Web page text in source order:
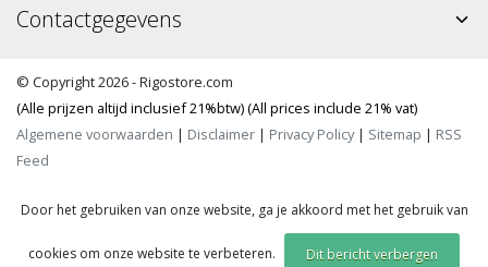
Contactgegevens
© Copyright 2026 - Rigostore.com
(Alle prijzen altijd inclusief 21%btw) (All prices include 21% vat)
Algemene voorwaarden | Disclaimer | Privacy Policy| Sitemap | RSS
Feed
Door het gebruiken van onze website, ga je akkoord met het gebruik van
cookies om onze website te verbeteren. Dit bericht verbergen